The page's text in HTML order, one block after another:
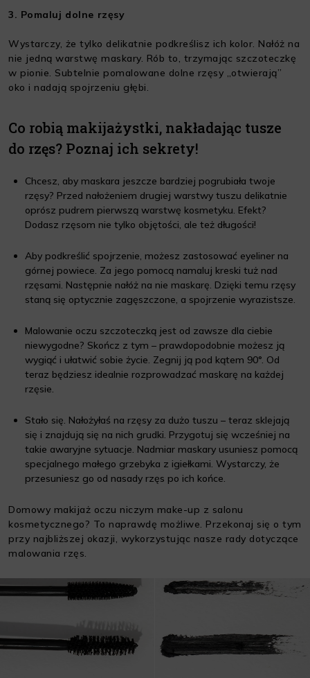
3. Pomaluj dolne rzęsy
Wystarczy, że tylko delikatnie podkreślisz ich kolor. Nałóż na
nie jedną warstwę maskary. Rób to, trzymając szczoteczkę
w pionie. Subtelnie pomalowane dolne rzęsy „otwierają”
oko i nadają spojrzeniu głębi.
Co robią makijażystki, nakładając tusze
do rzęs? Poznaj ich sekrety!
Chcesz, aby maskara jeszcze bardziej pogrubiała twoje
rzęsy? Przed nałożeniem drugiej warstwy tuszu delikatnie
oprósz pudrem pierwszą warstwę kosmetyku. Efekt?
Dodasz rzęsom nie tylko objętości, ale też długości!
Aby podkreślić spojrzenie, możesz zastosować eyeliner na
górnej powiece. Za jego pomocą namaluj kreski tuż nad
rzęsami. Następnie nałóż na nie maskarę. Dzięki temu rzęsy
staną się optycznie zagęszczone, a spojrzenie wyrazistsze.
Malowanie oczu szczoteczką jest od zawsze dla ciebie
niewygodne? Skończ z tym – prawdopodobnie możesz ją
wygiąć i ułatwić sobie życie. Zegnij ją pod kątem 90°. Od
teraz będziesz idealnie rozprowadzać maskarę na każdej
rzęsie.
Stało się. Nałożyłaś na rzęsy za dużo tuszu – teraz sklejają
się i znajdują się na nich grudki. Przygotuj się wcześniej na
takie awaryjne sytuacje. Nadmiar maskary usuniesz pomocą
specjalnego małego grzebyka z igiełkami. Wystarczy, że
przesuniesz go od nasady rzęs po ich końce.
Domowy makijaż oczu niczym make-up z salonu
kosmetycznego? To naprawdę możliwe. Przekonaj się o tym
przy najbliższej okazji, wykorzystując nasze rady dotyczące
malowania rzęs.